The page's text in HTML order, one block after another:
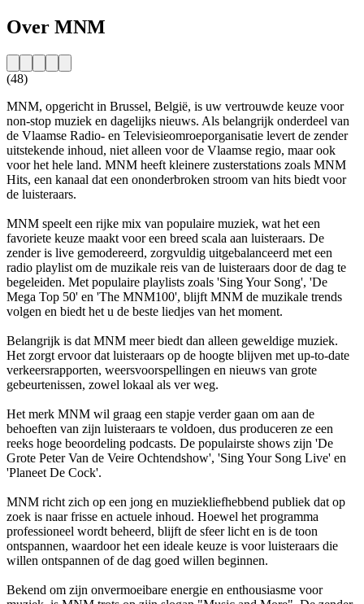
Over MNM
(48)
MNM, opgericht in Brussel, België, is uw vertrouwde keuze voor
non-stop muziek en dagelijks nieuws. Als belangrijk onderdeel van
de Vlaamse Radio- en Televisieomroeporganisatie levert de zender
uitstekende inhoud, niet alleen voor de Vlaamse regio, maar ook
voor het hele land. MNM heeft kleinere zusterstations zoals MNM
Hits, een kanaal dat een ononderbroken stroom van hits biedt voor
de luisteraars.
MNM speelt een rijke mix van populaire muziek, wat het een
favoriete keuze maakt voor een breed scala aan luisteraars. De
zender is live gemodereerd, zorgvuldig uitgebalanceerd met een
radio playlist om de muzikale reis van de luisteraars door de dag te
begeleiden. Met populaire playlists zoals 'Sing Your Song', 'De
Mega Top 50' en 'The MNM100', blijft MNM de muzikale trends
volgen en biedt het u de beste liedjes van het moment.
Belangrijk is dat MNM meer biedt dan alleen geweldige muziek.
Het zorgt ervoor dat luisteraars op de hoogte blijven met up-to-date
verkeersrapporten, weersvoorspellingen en nieuws van grote
gebeurtenissen, zowel lokaal als ver weg.
Het merk MNM wil graag een stapje verder gaan om aan de
behoeften van zijn luisteraars te voldoen, dus produceren ze een
reeks hoge beoordeling podcasts. De populairste shows zijn 'De
Grote Peter Van de Veire Ochtendshow', 'Sing Your Song Live' en
'Planeet De Cock'.
MNM richt zich op een jong en muziekliefhebbend publiek dat op
zoek is naar frisse en actuele inhoud. Hoewel het programma
professioneel wordt beheerd, blijft de sfeer licht en is de toon
ontspannen, waardoor het een ideale keuze is voor luisteraars die
willen ontspannen of de dag goed willen beginnen.
Bekend om zijn onvermoeibare energie en enthousiasme voor